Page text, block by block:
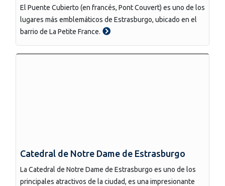
El Puente Cubierto (en francés, Pont Couvert) es uno de los
lugares más emblemáticos de Estrasburgo, ubicado en el
barrio de La Petite France.
Catedral de Notre Dame de Estrasburgo
La Catedral de Notre Dame de Estrasburgo es uno de los
principales atractivos de la ciudad, es una impresionante